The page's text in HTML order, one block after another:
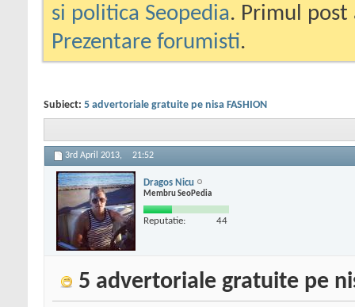
si politica Seopedia. Primul
Prezentare forumisti.
Subiect: 5 advertoriale gratuite pe nisa FASHION
3rd April 2013, 21:52
Dragos Nicu
Membru SeoPedia
Reputatie: 44
5 advertoriale gratuite pe